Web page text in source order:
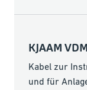
KJAAM VDM
Kabel zur
und für